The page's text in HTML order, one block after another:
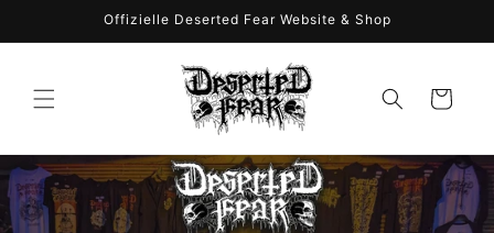
Inhalt
Offizielle Deserted Fear Website & Shop
Warenkorb